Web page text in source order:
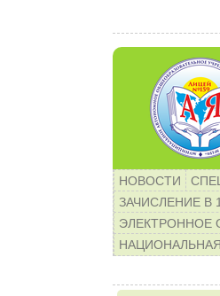
НОВОСТИ
ЗАЧИСЛЕНИЕ В
ЭЛЕКТРОННОЕ